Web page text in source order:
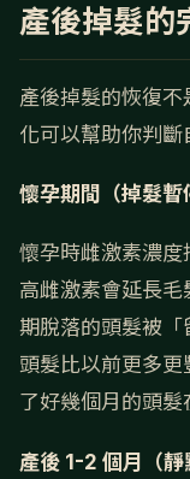
產後掉髮的
產後掉髮的恢復
化可以幫助你判斷
懷孕期間（掉髮暫
懷孕時雌激素濃度
高雌激素會延長
期脫落的頭髮被
頭髮比以前更多
了好幾個月的頭髮
產後 1-2 個月（靜